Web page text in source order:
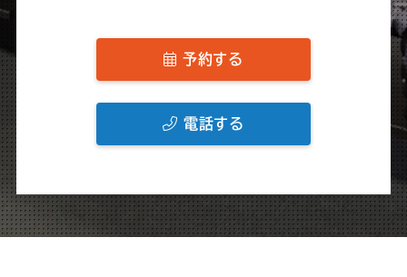
予約する
電話する